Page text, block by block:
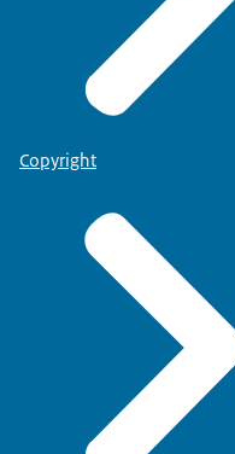
Copyright